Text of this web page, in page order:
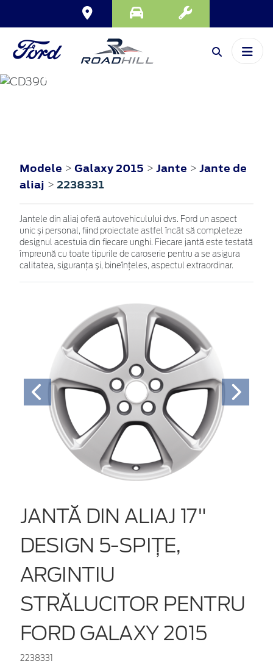
GALAXY
Modele > Galaxy 2015 > Jante > Jante de
aliaj > 2238331
Jantele din aliaj oferă autovehiculului dvs. Ford un aspect
unic şi personal, fiind proiectate astfel încât să completeze
designul acestuia din fiecare unghi. Fiecare jantă este testată
împreună cu toate tipurile de caroserie pentru a se asigura
calitatea, siguranţa şi, bineînţeles, aspectul extraordinar.
JANTĂ DIN ALIAJ 17"
DESIGN 5-SPIŢE,
ARGINTIU
STRĂLUCITOR PENTRU
FORD GALAXY 2015
2238331